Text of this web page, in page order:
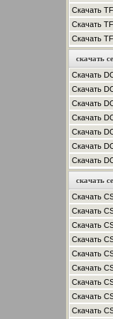
Скачать
Скачать
Скачать
скачать
Скачать
Скачать
Скачать
Скачать
Скачать
Скачать
Скачать
скачать
Скачать
Скачать
Скачать
Скачать
Скачать
Скачать
Скачать
Скачать
Скачать